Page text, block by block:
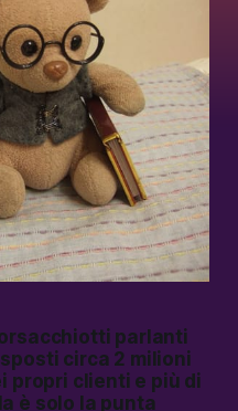
parlanti
circa 2 milioni
propri clienti e più di
è solo la punta